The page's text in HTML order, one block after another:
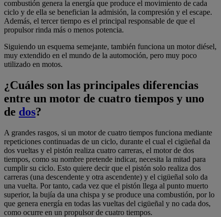
combustión genera la energía que produce el movimiento de cada
ciclo y de ella se benefician la admisión, la compresión y el escape.
Además, el tercer tiempo es el principal responsable de que el
propulsor rinda más o menos potencia.
Siguiendo un esquema semejante, también funciona un motor diésel,
muy extendido en el mundo de la automoción, pero muy poco
utilizado en motos.
¿Cuáles son las principales diferencias
entre un motor de cuatro tiempos y uno
de dos?
A grandes rasgos, si un motor de cuatro tiempos funciona mediante
repeticiones continuadas de un ciclo, durante el cual el cigüeñal da
dos vueltas y el pistón realiza cuatro carreras, el motor de dos
tiempos, como su nombre pretende indicar, necesita la mitad para
cumplir su ciclo. Esto quiere decir que el pistón solo realiza dos
carreras (una descendente y otra ascendente) y el cigüeñal solo da
una vuelta. Por tanto, cada vez que el pistón llega al punto muerto
superior, la bujía da una chispa y se produce una combustión, por lo
que genera energía en todas las vueltas del cigüeñal y no cada dos,
como ocurre en un propulsor de cuatro tiempos.